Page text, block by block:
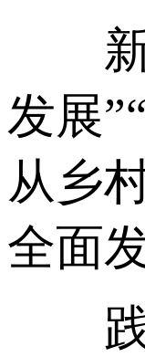
新
发展
从乡
全面
践